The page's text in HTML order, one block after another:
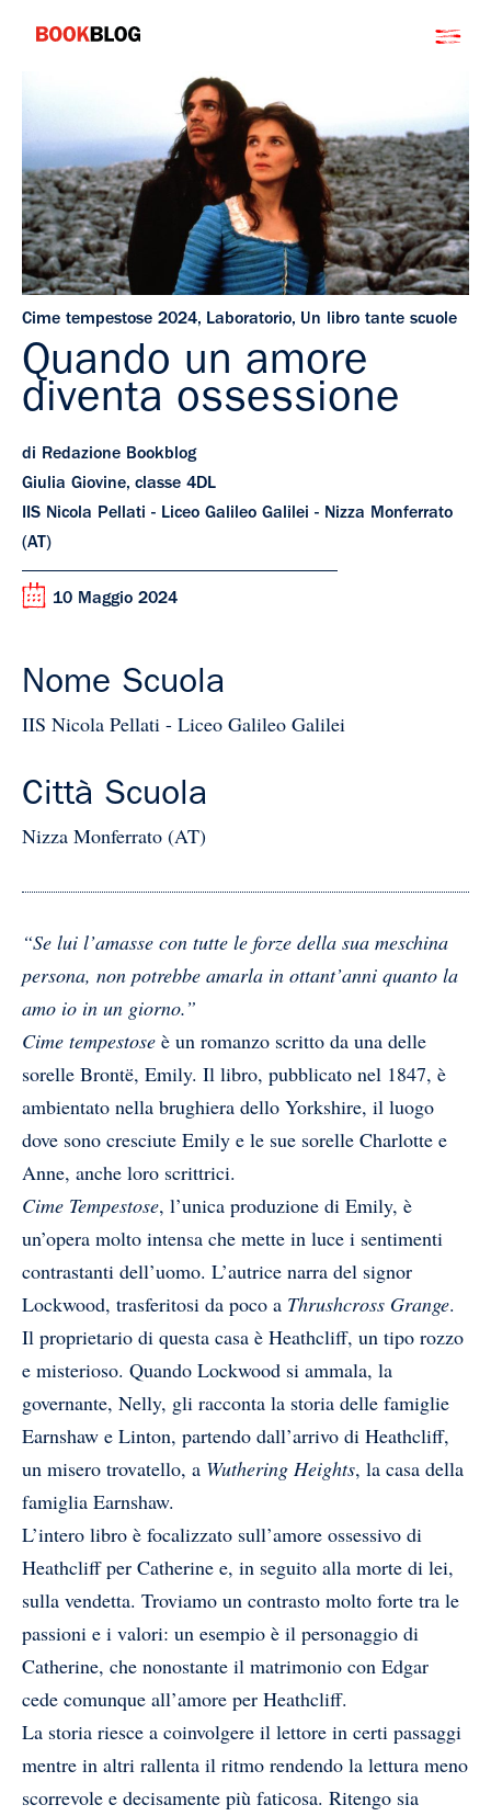
Bookblog
Cime tempestose 2024, Laboratorio, Un libro tante scuole
Quando un amore
diventa ossessione
di Redazione Bookblog
Giulia Giovine, classe 4DL
IIS Nicola Pellati - Liceo Galileo Galilei - Nizza Monferrato
(AT)
10 Maggio 2024
Nome Scuola
IIS Nicola Pellati - Liceo Galileo Galilei
Città Scuola
Nizza Monferrato (AT)
“Se lui l’amasse con tutte le forze della sua meschina
persona, non potrebbe amarla in ottant’anni quanto la
amo io in un giorno.”
Cime tempestose è un romanzo scritto da una delle
sorelle Brontë, Emily. Il libro, pubblicato nel 1847, è
ambientato nella brughiera dello Yorkshire, il luogo
dove sono cresciute Emily e le sue sorelle Charlotte e
Anne, anche loro scrittrici.
Cime Tempestose, l’unica produzione di Emily, è
un’opera molto intensa che mette in luce i sentimenti
contrastanti dell’uomo. L’autrice narra del signor
Lockwood, trasferitosi da poco a Thrushcross Grange.
Il proprietario di questa casa è Heathcliff, un tipo rozzo
e misterioso. Quando Lockwood si ammala, la
governante, Nelly, gli racconta la storia delle famiglie
Earnshaw e Linton, partendo dall’arrivo di Heathcliff,
un misero trovatello, a Wuthering Heights, la casa della
famiglia Earnshaw.
L’intero libro è focalizzato sull’amore ossessivo di
Heathcliff per Catherine e, in seguito alla morte di lei,
sulla vendetta. Troviamo un contrasto molto forte tra le
passioni e i valori: un esempio è il personaggio di
Catherine, che nonostante il matrimonio con Edgar
cede comunque all’amore per Heathcliff.
La storia riesce a coinvolgere il lettore in certi passaggi
mentre in altri rallenta il ritmo rendendo la lettura meno
scorrevole e decisamente più faticosa. Ritengo sia